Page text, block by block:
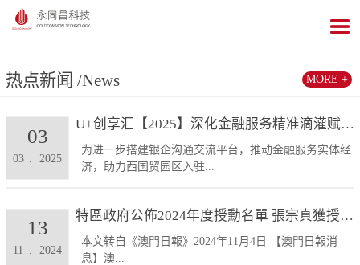
热点新闻 /News
U+创享汇【2025】深化金融服务精准滴灌赋能发展...
为进一步搭建银企沟通交流平台，推动金融服务实体经
济，助力西国贸园区入驻...
03 2025
03
特區政府公佈2024年度授勳名單 張宗真獲授予專業...
本文转自《澳門日報》2024年11月4日 【澳門日報消
息】澳...
11 2024
13
MORE +